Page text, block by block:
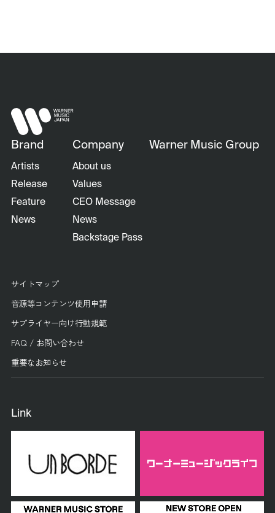
Brand
Artists
Release
Feature
News
Company
About us
Values
CEO Message
News
Backstage Pass
Warner Music Group
サイトマップ
音源等コンテンツ使用申請
サプライヤー向け行動規範
FAQ / お問い合わせ
重要なお知らせ
Link